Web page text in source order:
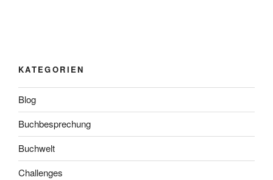
KATEGORIEN
Blog
Buchbesprechung
Buchwelt
Challenges